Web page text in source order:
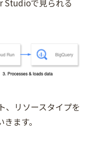
Studioで見られる
、リソースタイプを
ます。